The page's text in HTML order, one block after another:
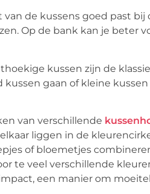
de kussens goed past bij
Op de bank kan je beter
kussen zijn de
gaan of kleine
van verschillende
liggen in de
of bloemetjes
te veel verschillende
een manier om